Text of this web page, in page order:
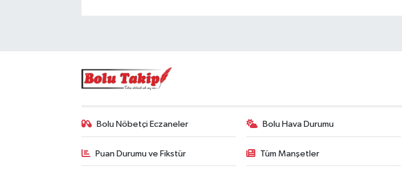
Bolu Nöbetçi Eczaneler Bolu Hava Durumu
Puan Durumu ve Fikstür Tüm Manşetler